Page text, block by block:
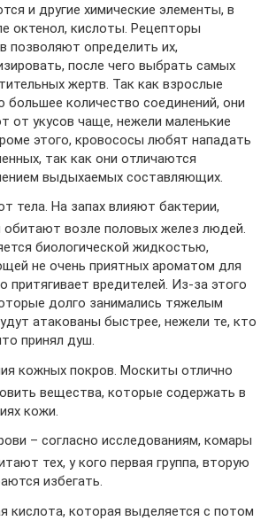
и другие химические элементы, в
октенол, кислоты. Рецепторы
позволяют определить их,
после чего выбрать самых
жертв. Так как взрослые
количество соединений, они
от укусов чаще, нежели маленькие
этого, кровососы любят нападать
так как они отличаются
выдыхаемых составляющих.
тела. На запах влияют бактерии,
возле половых желез людей.
биологической жидкостью,
не очень приятных ароматом для
притягивает вредителей. Из-за этого
долго занимались тяжелым
атакованы быстрее, нежели те, кто
принял душ.
кожных покров. Москиты отлично
вещества, которые содержать в
кожи.
– согласно исследованиям, комары
тех, у кого первая группа, вторую
избегать.
кислота, которая выделяется с потом